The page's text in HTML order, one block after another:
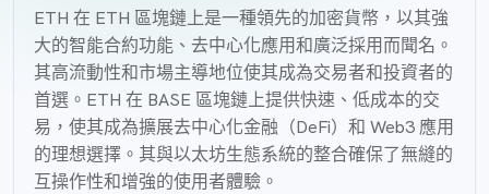
ETH 在 ETH 區塊鏈上是一種領先的加密貨幣，以其強
大的智能合約功能、去中心化應用和廣泛採用而聞名。
其高流動性和市場主導地位使其成為交易者和投資者的
首選。ETH 在 BASE 區塊鏈上提供快速、低成本的交
易，使其成為擴展去中心化金融（DeFi）和 Web3 應用
的理想選擇。其與以太坊生態系統的整合確保了無縫的
互操作性和增強的使用者體驗。